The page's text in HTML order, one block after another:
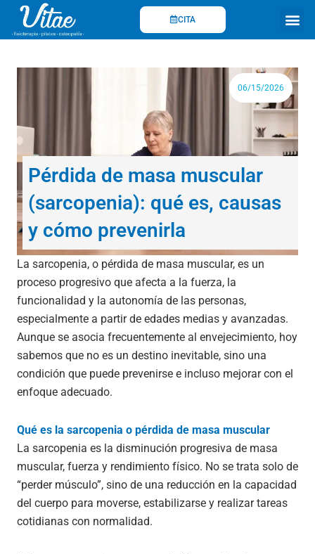
CITA
06/15/2026
Pérdida de masa muscular
(sarcopenia): qué es, causas
y cómo prevenirla
La sarcopenia, o pérdida de masa muscular, es un
proceso progresivo que afecta a la fuerza, la
funcionalidad y la autonomía de las personas,
especialmente a partir de edades medias y avanzadas.
Aunque se asocia frecuentemente al envejecimiento, hoy
sabemos que no es un destino inevitable, sino una
condición que puede prevenirse e incluso mejorar con el
enfoque adecuado.
Qué es la sarcopenia o pérdida de masa muscular
La sarcopenia es la disminución progresiva de masa
muscular, fuerza y rendimiento físico. No se trata solo de
“perder músculo”, sino de una reducción en la capacidad
del cuerpo para moverse, estabilizarse y realizar tareas
cotidianas con normalidad.